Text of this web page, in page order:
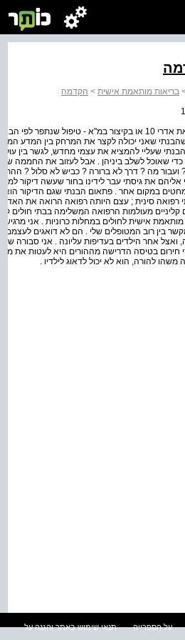
בריאות מותאמת אישית > הקדמה
ד״ר ליאת אדרי 10 או בקיצור במ"א - טיפול
שאני יכולה לקצר את המרחק בין המדע
שעליי להמציא את עצמי מחדש, לגשר בין
כדי שאוכל לשלב ביניהן . אבל לעזוב את החממה
ועבור מה ? דרך לא ברורה ? כביש לא סלול ?
אליהם את גיסתי עבר לידינו בחור שעשה דיקור
במקום אחר . פתאום הבנתי שגם הדיקור
רפואה סינית ; עצם היותה רפואה הרואה את האדם
קליניים מעולמות הרפואה המשלימה בבתי חולים
מותאמת אישית לחולים במחלות כרוניות . אני
בין רוב המטופלים שלי . הם לא דואגים
ואצל אחר הילדים בעדיפות עליונה . אני סבורה
חירום בטיסה הדרישה מההורים היא לעטות את
משהו להורה, הוא לא יכול לדאוג לילדיו .
על הספרייה
תנאי שימוש באתר והגנה על